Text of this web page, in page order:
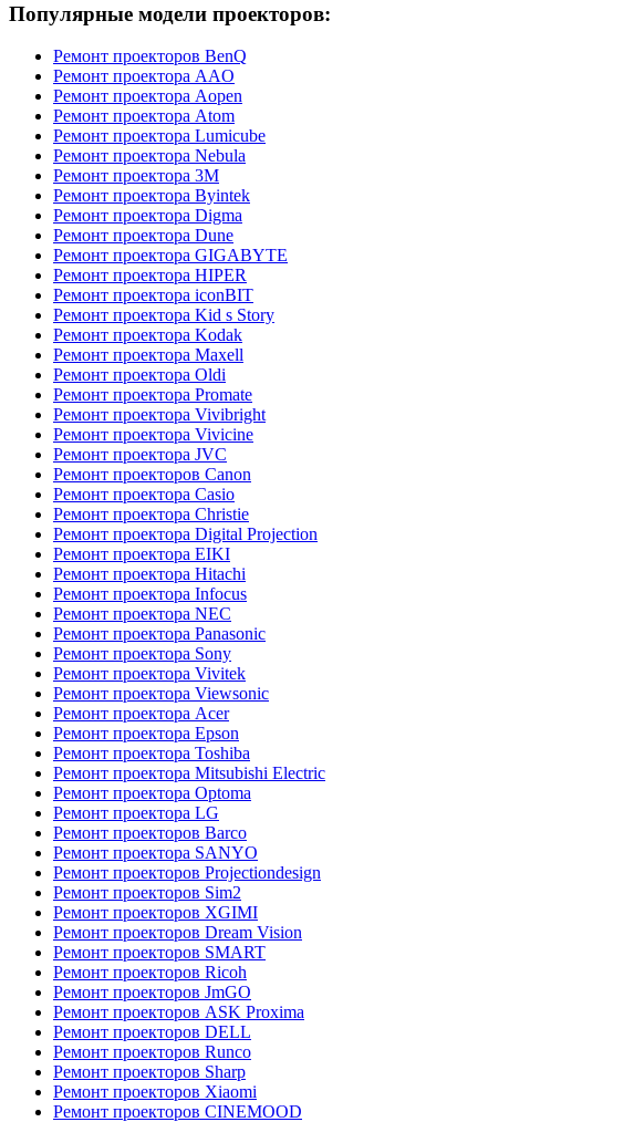
Популярные модели проекторов:
Ремонт проекторов BenQ
Ремонт проектора AAO
Ремонт проектора Aopen
Ремонт проектора Atom
Ремонт проектора Lumicube
Ремонт проектора Nebula
Ремонт проектора 3M
Ремонт проектора Byintek
Ремонт проектора Digma
Ремонт проектора Dune
Ремонт проектора GIGABYTE
Ремонт проектора HIPER
Ремонт проектора iconBIT
Ремонт проектора Kid s Story
Ремонт проектора Kodak
Ремонт проектора Maxell
Ремонт проектора Oldi
Ремонт проектора Promate
Ремонт проектора Vivibright
Ремонт проектора Vivicine
Ремонт проектора JVC
Ремонт проекторов Canon
Ремонт проектора Casio
Ремонт проектора Christie
Ремонт проектора Digital Projection
Ремонт проектора EIKI
Ремонт проектора Hitachi
Ремонт проектора Infocus
Ремонт проектора NEC
Ремонт проектора Panasonic
Ремонт проектора Sony
Ремонт проектора Vivitek
Ремонт проектора Viewsonic
Ремонт проектора Acer
Ремонт проектора Epson
Ремонт проектора Toshiba
Ремонт проектора Mitsubishi Electric
Ремонт проектора Optoma
Ремонт проектора LG
Ремонт проекторов Barco
Ремонт проектора SANYO
Ремонт проекторов Projectiondesign
Ремонт проекторов Sim2
Ремонт проекторов XGIMI
Ремонт проекторов Dream Vision
Ремонт проекторов SMART
Ремонт проекторов Ricoh
Ремонт проекторов JmGO
Ремонт проекторов ASK Proxima
Ремонт проекторов DELL
Ремонт проекторов Runco
Ремонт проекторов Sharp
Ремонт проекторов Xiaomi
Ремонт проекторов CINEMOOD